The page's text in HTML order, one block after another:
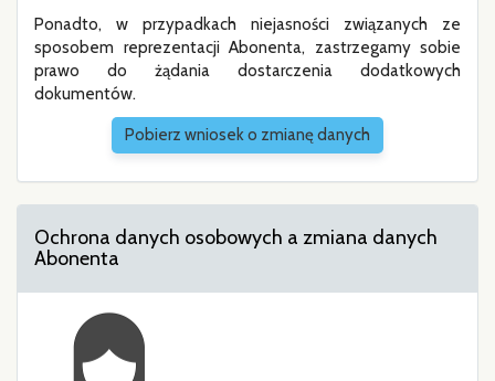
Ponadto, w przypadkach niejasności związanych ze
sposobem reprezentacji Abonenta, zastrzegamy sobie
prawo do żądania dostarczenia dodatkowych
dokumentów.
Pobierz wniosek o zmianę danych
Ochrona danych osobowych a zmiana danych
Abonenta